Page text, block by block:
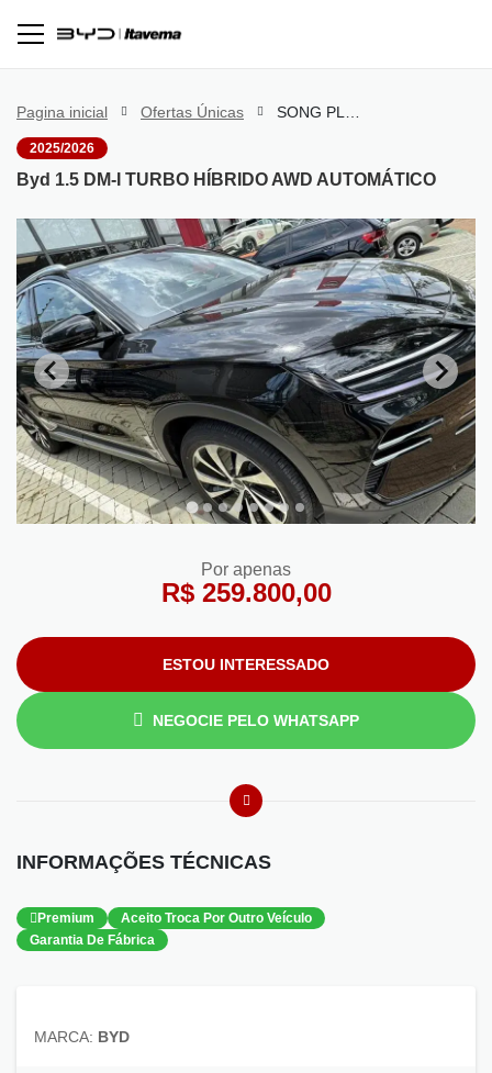
Pagina inicial Ofertas Únicas
2025/2026
Byd 1.5 DM-I TURBO HÍBRIDO AWD AUTOMÁTICO
Por apenas
R$ 259.800,00
ESTOU INTERESSADO
NEGOCIE PELO WHATSAPP
INFORMAÇÕES TÉCNICAS
Premium
Aceito Troca Por Outro Veículo
Garantia De Fábrica
MARCA: BYD